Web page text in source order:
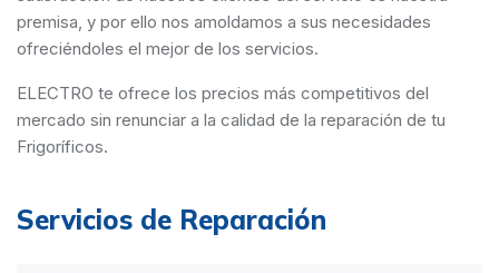
premisa, y por ello nos amoldamos a sus necesidades
ofreciéndoles el mejor de los servicios.
ELECTRO te ofrece los precios más competitivos del
mercado sin renunciar a la calidad de la reparación de tu
Frigoríficos.
Servicios de Reparación